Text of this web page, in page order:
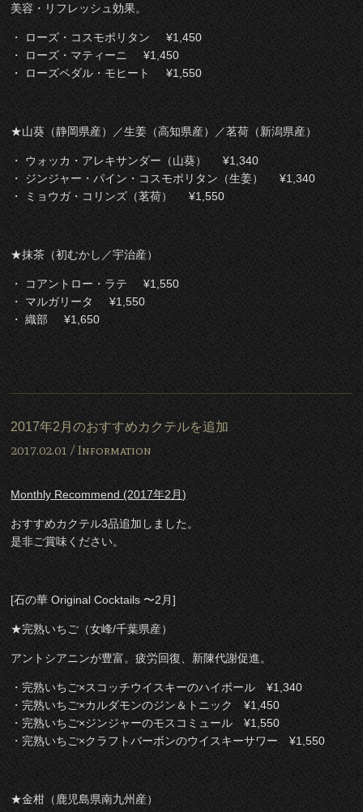
美容・リフレッシュ効果。
・ ローズ・コスモポリタン ¥1,450
・ ローズ・マティーニ ¥1,450
・ ローズペダル・モヒート ¥1,550
★山葵（静岡県産）／生姜（高知県産）／茗荷（新潟県産）
・ ウォッカ・アレキサンダー（山葵） ¥1,340
・ ジンジャー・パイン・コスモポリタン（生姜） ¥1,340
・ ミョウガ・コリンズ（茗荷） ¥1,550
★抹茶（初むかし／宇治産）
・ コアントロー・ラテ ¥1,550
・ マルガリータ ¥1,550
・ 織部 ¥1,650
2017年2月のおすすめカクテルを追加
2017.02.01 /Information
Monthly Recommend (2017年2月)
おすすめカクテル3品追加しました。
是非ご賞味ください。
[石の華 Original Cocktails 〜2月]
★完熟いちご（女峰/千葉県産）
アントシアニンが豊富。疲労回復、新陳代謝促進。
・完熟いちご×スコッチウイスキーのハイボール ¥1,340
・完熟いちご×カルダモンのジン＆トニック ¥1,450
・完熟いちご×ジンジャーのモスコミュール ¥1,550
・完熟いちご×クラフトバーボンのウイスキーサワー ¥1,550
★金柑（鹿児島県南九州産）